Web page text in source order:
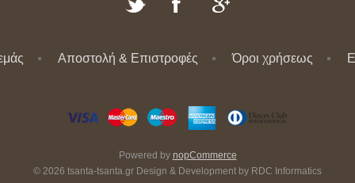
Αποστολή & Επιστροφές Όροι χρήσεως
Powered by nopCommerce
© 2026 tsanta-tsanta.gr Design & Development by RDC Informatics